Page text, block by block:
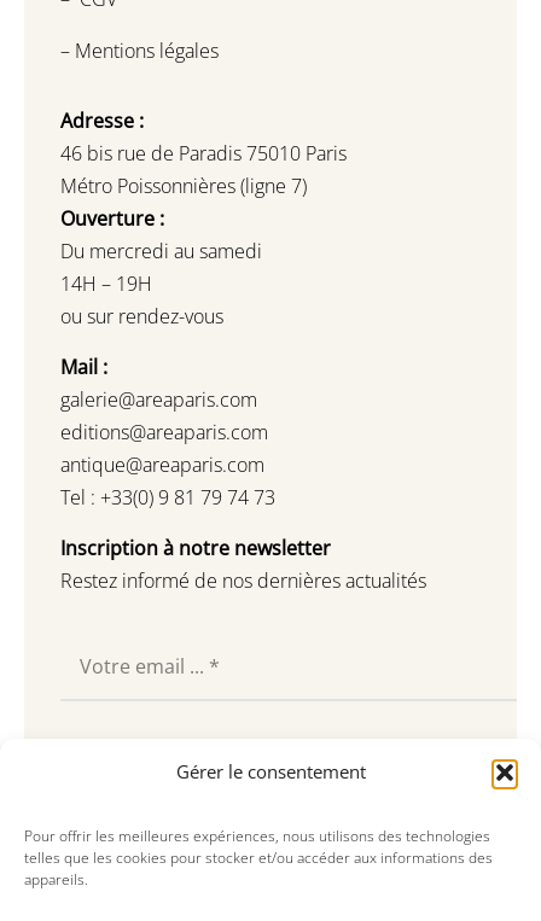
Gérer le consentement
Pour offrir les meilleures expériences, nous utilisons des technologies
telles que les cookies pour stocker et/ou accéder aux informations des
appareils.
– Mentions légales
Adresse :
46 bis rue de Paradis 75010 Paris
Métro Poissonnières (ligne 7)
Ouverture :
Du mercredi au samedi
14H – 19H
ou sur rendez-vous
Mail :
galerie@areaparis.com
editions@areaparis.com
antique@areaparis.com
Tel : +33(0) 9 81 79 74 73
Inscription à notre newsletter
Restez informé de nos dernières actualités
Souscrire